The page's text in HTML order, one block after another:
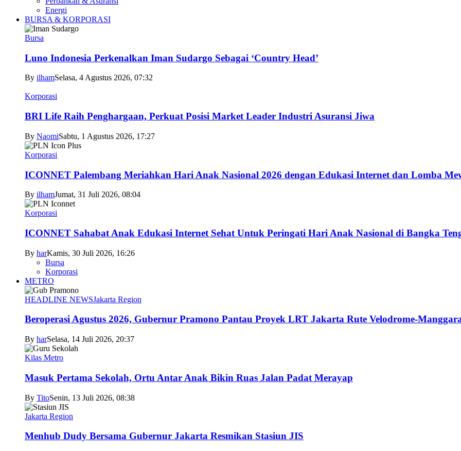
Energi
BURSA & KORPORASI
Bursa
Luno Indonesia Perkenalkan Iman Sudargo Sebagai ‘Country Head’
By ilhamSelasa, 4 Agustus 2026, 07:32
Korporasi
BRI Life Raih Penghargaan, Perkuat Posisi Market Leader Industri Asuransi Jiwa
By NaomiSabtu, 1 Agustus 2026, 17:27
Korporasi
ICONNET Palembang Meriahkan Hari Anak Nasional 2026 dengan Edukasi Internet dan Lomba
By ilhamJumat, 31 Juli 2026, 08:04
Korporasi
ICONNET Sahabat Anak Edukasi Internet Sehat Untuk Peringati Hari Anak Nasional di Bangka
By harKamis, 30 Juli 2026, 16:26
Bursa
Korporasi
METRO
HEADLINE NEWSJakarta Region
Beroperasi Agustus 2026, Gubernur Pramono Pantau Proyek LRT Jakarta Rute Velodrome-
By harSelasa, 14 Juli 2026, 20:37
Kilas Metro
Masuk Pertama Sekolah, Ortu Antar Anak Bikin Ruas Jalan Padat Merayap
By TitoSenin, 13 Juli 2026, 08:38
Jakarta Region
Menhub Dudy Bersama Gubernur Jakarta Resmikan Stasiun JIS